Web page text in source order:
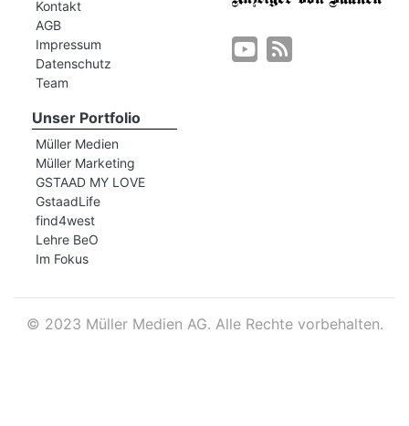
Kontakt
AGB
Impressum
Datenschutz
Team
Unser Portfolio
Müller Medien
Müller Marketing
GSTAAD MY LOVE
GstaadLife
find4west
Lehre BeO
Im Fokus
© 2023 Müller Medien AG. Alle Rechte vorbehalten.